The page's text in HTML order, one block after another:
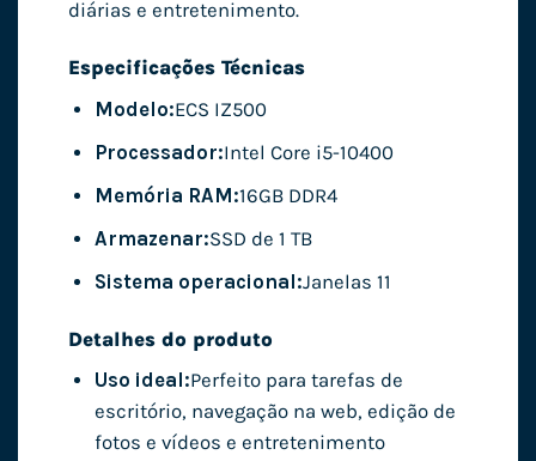
diárias e entretenimento.
Especificações Técnicas
Modelo:ECS IZ500
Processador:Intel Core i5-10400
Memória RAM:16GB DDR4
Armazenar:SSD de 1 TB
Sistema operacional:Janelas 11
Detalhes do produto
Uso ideal:Perfeito para tarefas de
escritório, navegação na web, edição de
fotos e vídeos e entretenimento